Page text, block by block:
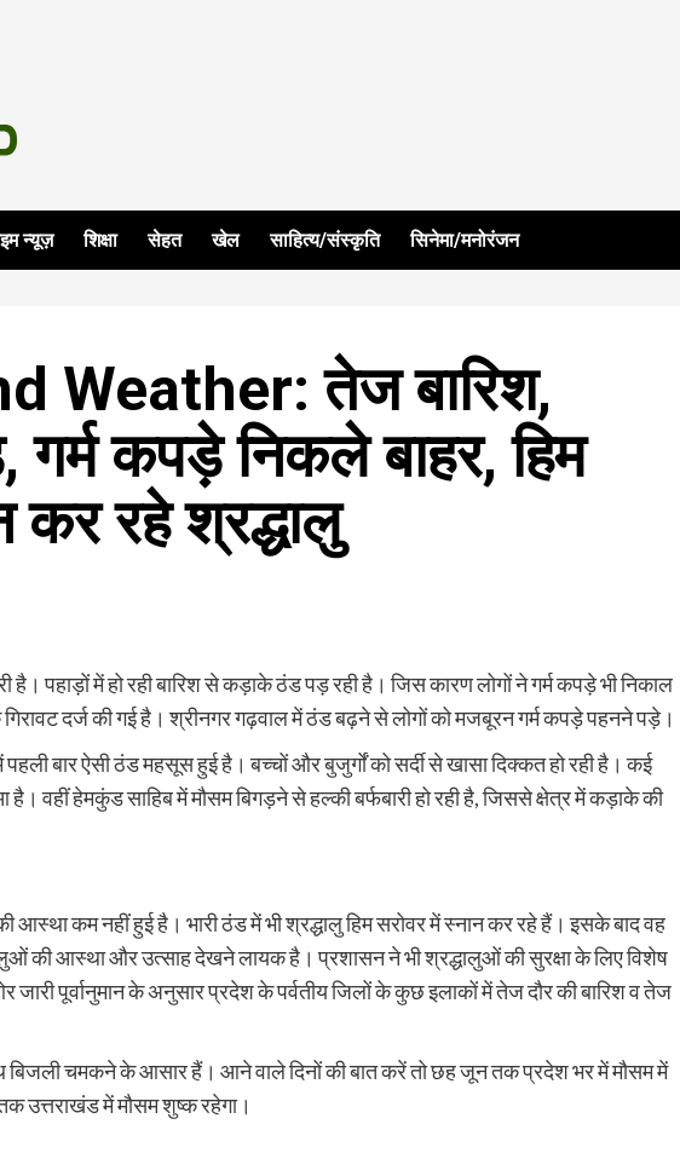
न्यूज़ शिक्षा सेहत खेल साहित्य/संस्कृति सिनेमा/मनोरंजन
Weather: तेज बारिश,
कपड़े निकले बाहर, हिम
कर रहे श्रद्धालु
है। पहाड़ों में हो रही बारिश से कड़ाके ठंड पड़ रही है। जिस कारण लोगों ने गर्म कपड़े भी निकाल
दर्ज की गई है। श्रीनगर गढ़वाल में ठंड बढ़ने से लोगों को मजबूरन गर्म कपड़े पहनने पड़े।
बार ऐसी ठंड महसूस हुई है। बच्चों और बुजुर्गों को सर्दी से खासा दिक्कत हो रही है। कई
वहीं हेमकुंड साहिब में मौसम बिगड़ने से हल्की बर्फबारी हो रही है, जिससे क्षेत्र में कड़ाके की
आस्था कम नहीं हुई है। भारी ठंड में भी श्रद्धालु हिम सरोवर में स्नान कर रहे हैं। इसके बाद वह
की आस्था और उत्साह देखने लायक है। प्रशासन ने भी श्रद्धालुओं की सुरक्षा के लिए विशेष
जारी पूर्वानुमान के अनुसार प्रदेश के पर्वतीय जिलों के कुछ इलाकों में तेज दौर की बारिश व तेज
बिजली चमकने के आसार हैं। आने वाले दिनों की बात करें तो छह जून तक प्रदेश भर में मौसम में
उत्तराखंड में मौसम शुष्क रहेगा।